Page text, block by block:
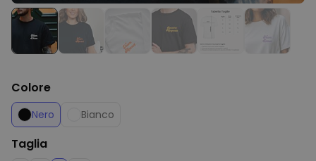
Stile Fumetto
Comprato
più di 1.200
34,99 €
Colore
Nero Bianco
Taglia